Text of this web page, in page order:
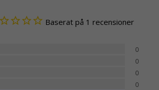
Baserat på 1 recensioner
0
0
0
0